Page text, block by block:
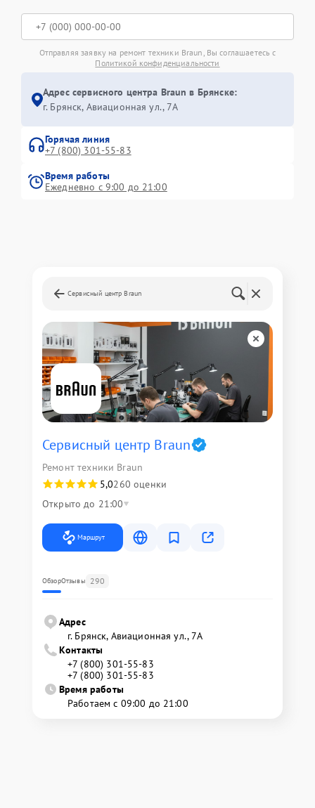
Отправляя заявку на ремонт техники Braun, Вы соглашаетесь с
Политикой конфиденциальности
Адрес сервисного центра Braun в Брянске:
г. Брянск, Авиационная ул., 7А
Горячая линия
+7 (800) 301-55-83
Время работы
Ежедневно с 9:00 до 21:00
Сервисный центр Braun
Сервисный центр Braun
Ремонт техники Braun
5,0260 оценки
Открыто до 21:00
Маршрут
ОбзорОтзывы 290
Адрес
г. Брянск, Авиационная ул., 7А
Контакты
+7 (800) 301-55-83
+7 (800) 301-55-83
Время работы
Работаем с 09:00 до 21:00